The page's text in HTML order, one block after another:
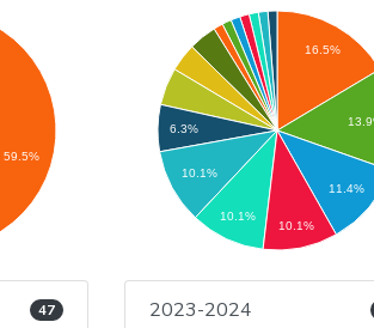
59.5%
47
16.5%
11.4%
6.3%
10.1%
10.1%
10.1%
2023-2024